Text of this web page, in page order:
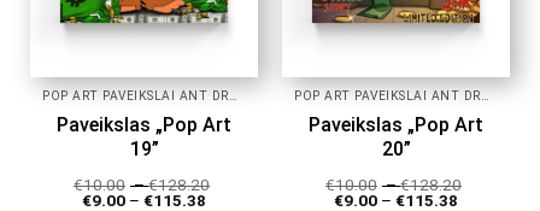
Paveikslas „Pop Art
19”
€10.00 –€128.20
€9.00 – €115.38
Paveikslas „Pop Art
20”
€10.00 –€128.20
€9.00 – €115.38